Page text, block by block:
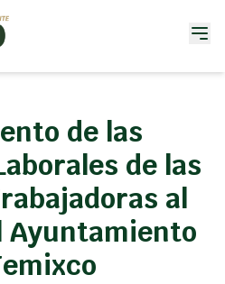
de las
de las
al
Ayuntamiento